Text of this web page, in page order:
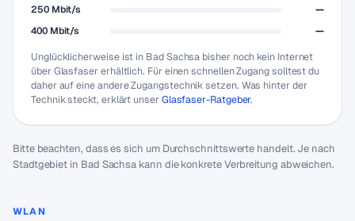
250 Mbit/s
—
400 Mbit/s
—
Unglücklicherweise ist in Bad Sachsa bisher noch kein Internet
über Glasfaser erhältlich. Für einen schnellen Zugang solltest du
daher auf eine andere Zugangstechnik setzen. Was hinter der
Technik steckt, erklärt unser Glasfaser-Ratgeber.
Bitte beachten, dass es sich um Durchschnittswerte handelt. Je nach
Stadtgebiet in Bad Sachsa kann die konkrete Verbreitung abweichen.
WLAN